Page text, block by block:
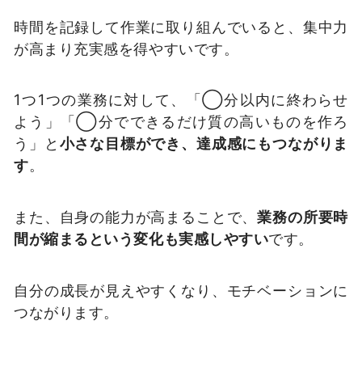
時間を記録して作業に取り組んでいると、集中力
が高まり充実感を得やすいです。
1つ1つの業務に対して、「◯分以内に終わらせ
よう」「◯分でできるだけ質の高いものを作ろ
う」と 小さな目標ができ、達成感にもつながりま
す。
また、自身の能力が高まることで、業務の所要時
間が縮まるという変化も実感しやすいです。
自分の成長が見えやすくなり、モチベーションに
つながります。